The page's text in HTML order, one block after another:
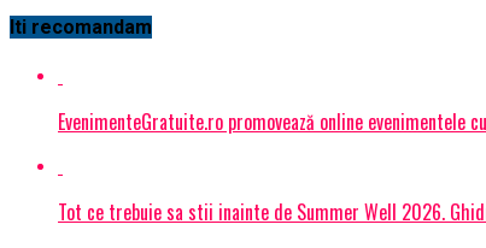
Iti recomandam
EvenimenteGratuite.ro promovează online evenimentele
Tot ce trebuie sa stii inainte de Summer Well 2026.